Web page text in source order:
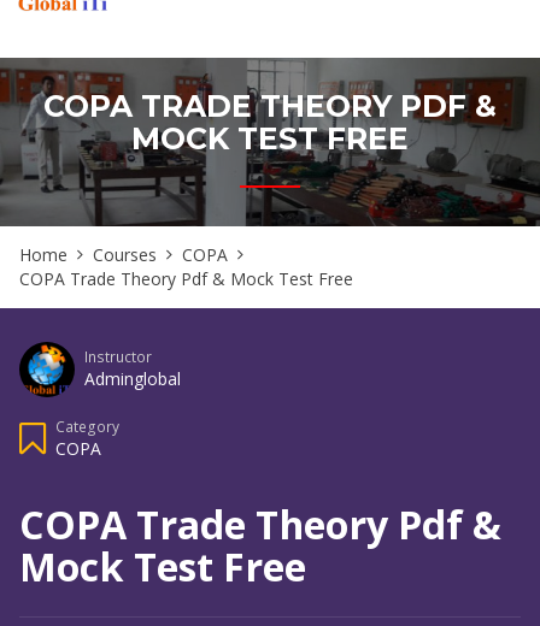
COPA TRADE THEORY PDF &
MOCK TEST FREE
Home Courses
COPA
COPA Trade Theory Pdf & Mock Test Free
Instructor
Adminglobal
Category
COPA
COPA Trade Theory Pdf &
Mock Test Free